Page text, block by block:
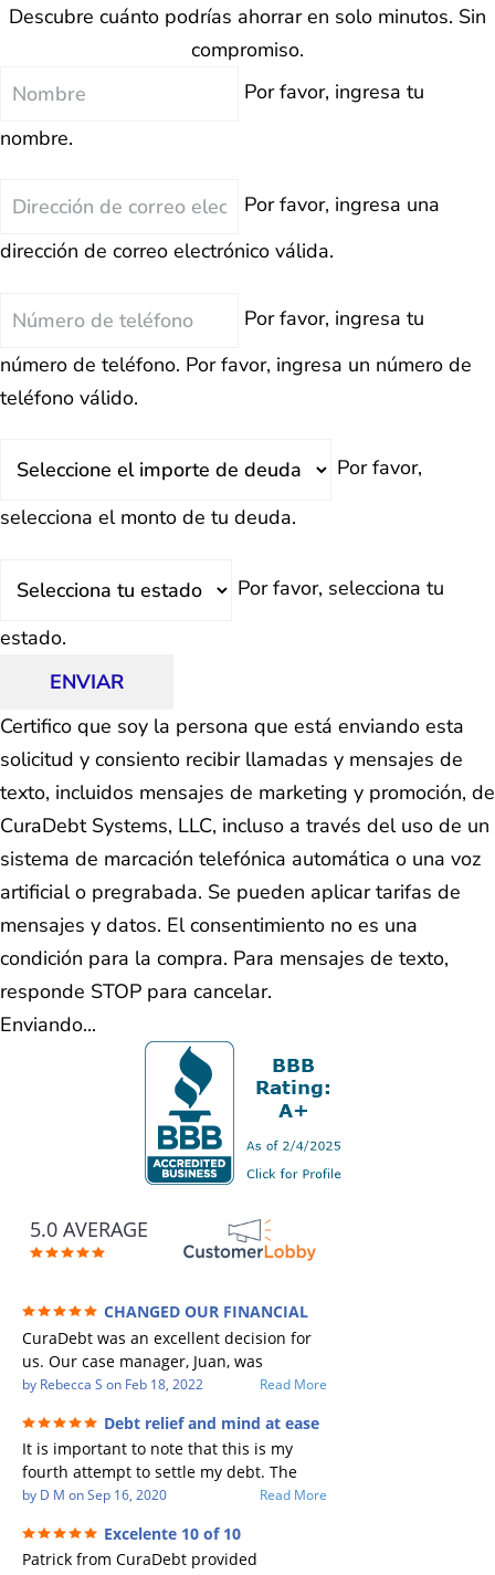
Descubre cuánto podrías ahorrar en solo minutos. Sin
compromiso.
Nombre
Por favor, ingresa tu
nombre.
Correo
Por favor, ingresa una
dirección de correo electrónico válida.
Teléfono
Por favor, ingresa tu
número de teléfono. Por favor, ingresa un número de
teléfono válido.
Por favor,
selecciona el monto de tu deuda.
Por favor, selecciona tu
estado.
ENVIAR
Certifico que soy la persona que está enviando esta
solicitud y consiento recibir llamadas y mensajes de
texto, incluidos mensajes de marketing y promoción, de
CuraDebt Systems, LLC, incluso a través del uso de un
sistema de marcación telefónica automática o una voz
artificial o pregrabada. Se pueden aplicar tarifas de
mensajes y datos. El consentimiento no es una
condición para la compra. Para mensajes de texto,
responde STOP para cancelar.
Enviando...
5.0 AVERAGE
CHANGED OUR FINANCIAL
FUTURE (credit 200 Points / 90 K in debt
GONE)
CuraDebt was an excellent decision for
us. Our case manager, Juan, was
incredible to work with. He and Julio
Every communication was quickly
responded to and all of our questions
were answered. We were able to clear
up in excess of 90 K in debt in a few
years with a manageable payment.
CuraDebt gave us the opportunity to
start over and do things the right way.
by Rebecca S on Feb 18, 2022 Read More
Debt relief and mind at ease
It is important to note that this is my
fourth attempt to settle my debt. The
first debt settlement company gave me
a debtor listing me as a charge off on my
credit report, even though they are paid
by D M onSep 16, 2020 Read More
Excelente 10 of 10
Patrick from CuraDebt provided